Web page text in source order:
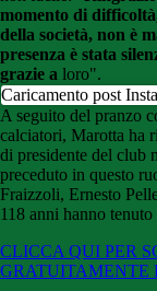
momento di
della società, non è
presenza è stata
grazie a loro".
Caricamento post
A seguito del pranzo
calciatori, Marotta ha
di presidente del club
preceduto in questo
Fraizzoli, Ernesto
118 anni hanno
CLICCA QUI PER
GRATUITAMENTE